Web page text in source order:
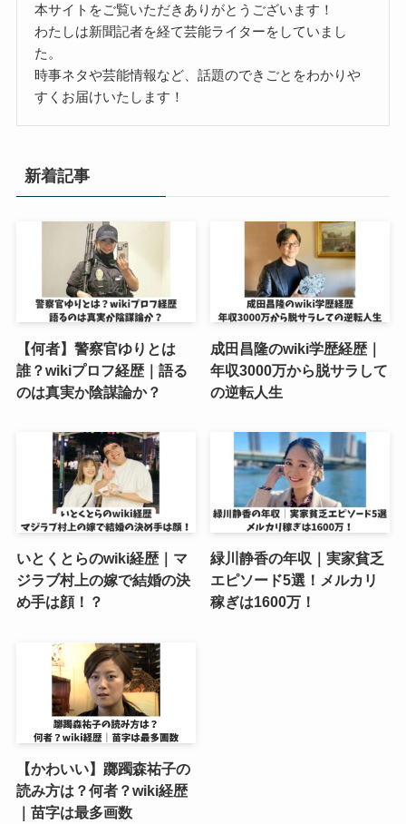
本サイトをご覧いただきありがとうございます！
わたしは新聞記者を経て芸能ライターをしていまし
た。
時事ネタや芸能情報など、話題のできごとをわかりや
すくお届けいたします！
新着記事
【何者】警察官ゆりとは
誰？wikiプロフ経歴｜語る
のは真実か陰謀論か？
成田昌隆のwiki学歴経歴｜
年収3000万から脱サラして
の逆転人生
いとくとらのwiki経歴｜マ
ジラブ村上の嫁で結婚の決
め手は顔！？
緑川静香の年収｜実家貧乏
エピソード5選！メルカリ
稼ぎは1600万！
【かわいい】躑躅森祐子の
読み方は？何者？wiki経歴
｜苗字は最多画数